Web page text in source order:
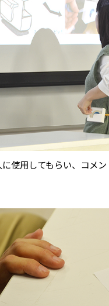
使用してもらい、コメン